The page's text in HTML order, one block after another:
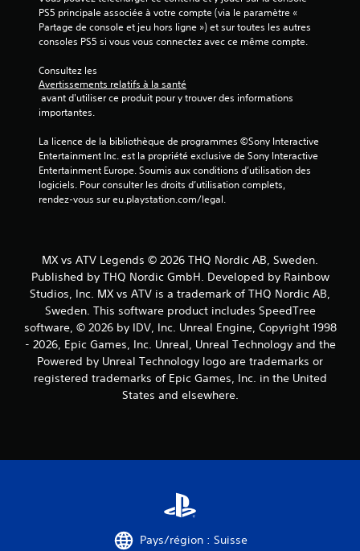
PS5 principale associée à votre compte (via le paramètre «
Partage de console et jeu hors ligne ») et sur toutes les autres
consoles PS5 si vous vous connectez avec ce même compte.
Consultez les
Avertissements relatifs à la santé
importantes.
La licence de la bibliothèque de programmes ©Sony Interactive
Entertainment Inc. est la propriété exclusive de Sony Interactive
Entertainment Europe. Soumis aux conditions d’utilisation des
logiciels. Pour consulter les droits d’utilisation complets,
rendez-vous sur eu.playstation.com/legal.
MX vs ATV Legends © 2026 THQ Nordic AB, Sweden.
Published by THQ Nordic GmbH. Developed by Rainbow
Studios, Inc. MX vs ATV is a trademark of THQ Nordic AB,
Sweden. This software product includes SpeedTree
software, © 2026 by IDV, Inc. Unreal Engine, Copyright 1998
- 2026, Epic Games, Inc. Unreal, Unreal Technology and the
Powered by Unreal Technology logo are trademarks or
registered trademarks of Epic Games, Inc. in the United
States and elsewhere.
Pays/région : Suisse